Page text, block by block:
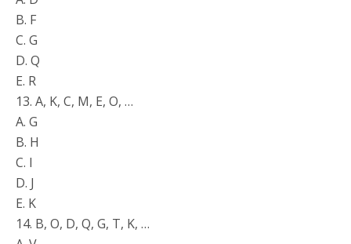
B. F
C. G
D. Q
E. R
13. A, K, C, M, E, O, …
A. G
B. H
C. I
D. J
E. K
14. B, O, D, Q, G, T, K, …